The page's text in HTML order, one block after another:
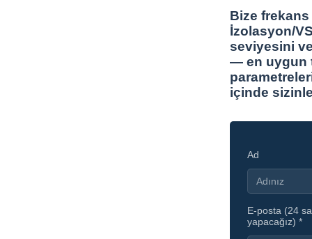
Bize frekans
İzolasyon/
seviyesini
— en uygun
içinde
Ad
E-posta (24
yapacağız) *